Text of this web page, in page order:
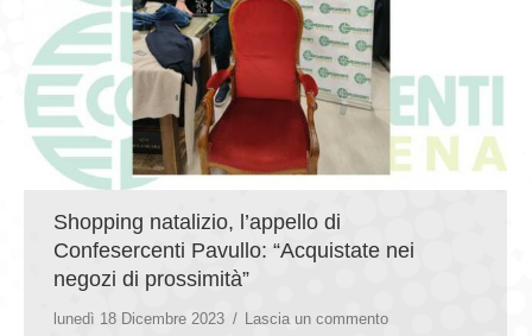
Shopping natalizio, l’appello di
Confesercenti Pavullo: “Acquistate nei
negozi di prossimità”
lunedì 18 Dicembre 2023
Lascia un commento